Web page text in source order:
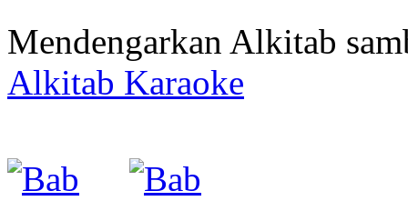
Mendengarkan Alkitab
Alkitab Karaoke